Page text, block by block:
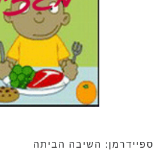
ספיידרמן: השיבה הביתה